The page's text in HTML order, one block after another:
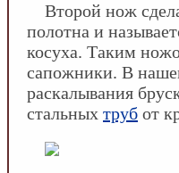
Второй нож
полотна и
косуха. Таким
сапожники. В
раскалывания
стальных труб от